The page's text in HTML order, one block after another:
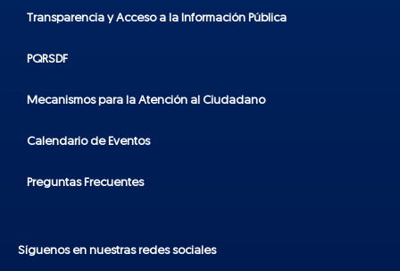
Transparencia y Acceso a la Información Pública
PQRSDF
Mecanismos para la Atención al Ciudadano
Calendario de Eventos
Preguntas Frecuentes
Síguenos en nuestras redes sociales